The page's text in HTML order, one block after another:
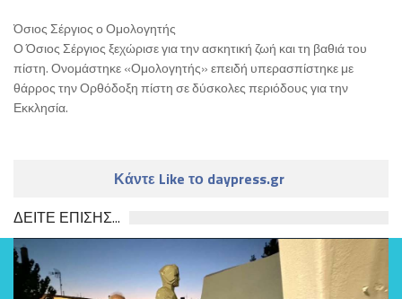
Όσιος Σέργιος ο Ομολογητής
Ο Όσιος Σέργιος ξεχώρισε για την ασκητική ζωή και τη βαθιά του
πίστη. Ονομάστηκε «Ομολογητής» επειδή υπερασπίστηκε με
θάρρος την Ορθόδοξη πίστη σε δύσκολες περιόδους για την
Εκκλησία.
Κάντε Like το daypress.gr
ΔΕΙΤΕ ΕΠΙΣΗΣ...